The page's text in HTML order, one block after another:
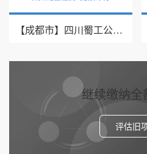
【成都市】四川蜀工公路工程试验检测有限公司/2026年银行履约保函三十九
继续缴纳全
评估旧